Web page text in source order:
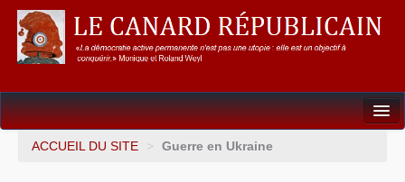
Dossiers
ACCUEIL DU SITE > Guerre en Ukraine